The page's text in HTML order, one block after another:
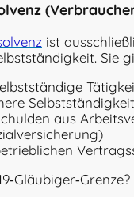
ist
Sie
aus